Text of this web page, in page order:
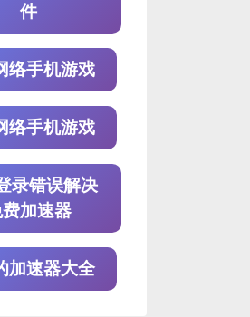
件
络手机游戏
络手机游戏
录错误解决
加速器
加速器大全